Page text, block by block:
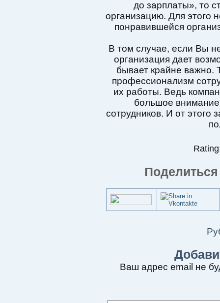
до зарплаты», то
организацию. Для этого
понравившейся
В том случае, если Вы
организация дает
бывает крайне важно.
профессионализм
их работы. Ведь
большое
сотрудников. И от этого
Ваш адрес email не